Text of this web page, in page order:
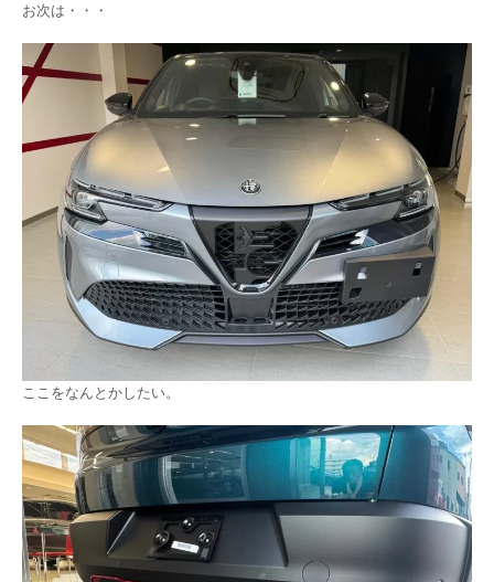
お次は・・・
ここをなんとかしたい。